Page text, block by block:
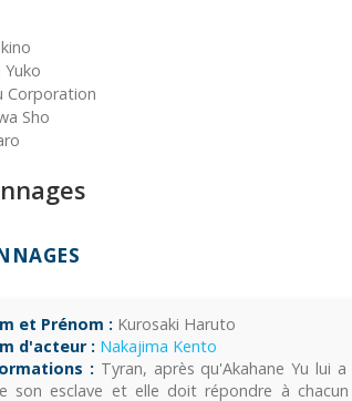
Corporation
Sho
et Prénom : Kurosaki Haruto
d'acteur : Nakajima Kento
:Tyran, après qu'Akahane Yu lui
son esclave et elle doit répondre à